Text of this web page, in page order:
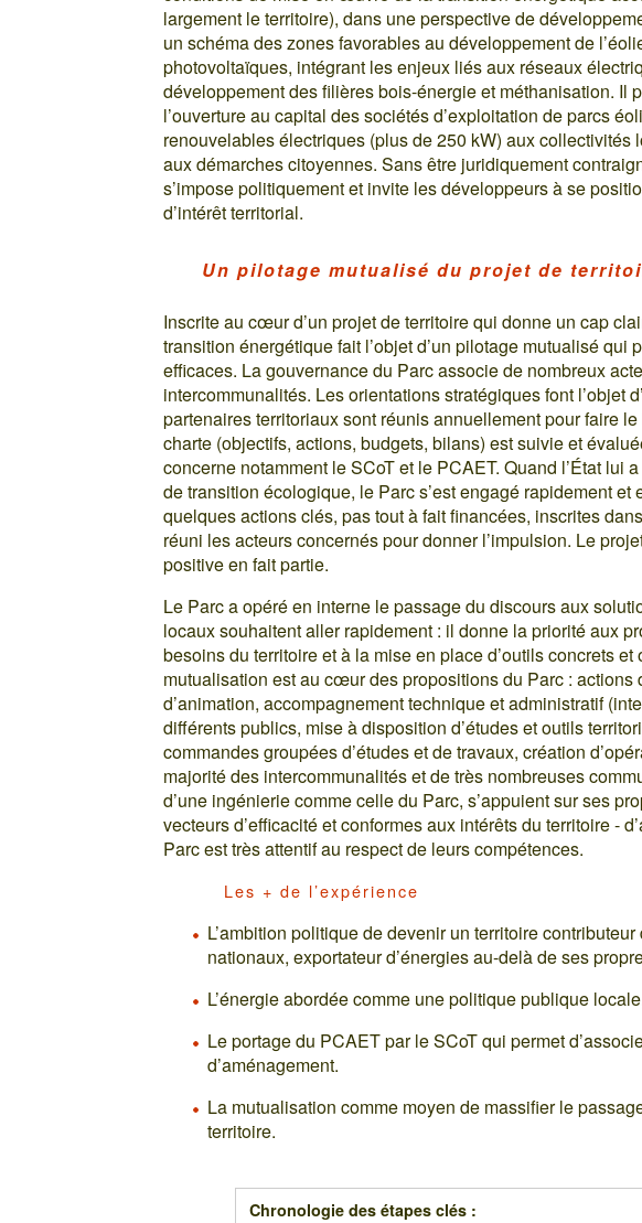
largement le territoire), dans une perspective de
un schéma des zones favorables au développement de
photovoltaïques, intégrant les enjeux liés aux réseaux
développement des filières bois-énergie et méthanisation. Il
l’ouverture au capital des sociétés d’exploitation de parcs
renouvelables électriques (plus de 250 kW) aux collectivités
aux démarches citoyennes. Sans être juridiquement
s’impose politiquement et invite les développeurs à se
d’intérêt territorial.
Un pilotage mutualisé du projet de
Inscrite au cœur d’un projet de territoire qui donne un cap
transition énergétique fait l’objet d’un pilotage mutualisé qui
efficaces. La gouvernance du Parc associe de nombreux
intercommunalités. Les orientations stratégiques font l’objet
partenaires territoriaux sont réunis annuellement pour faire
charte (objectifs, actions, budgets, bilans) est suivie et
concerne notamment le SCoT et le PCAET. Quand l’État lui
de transition écologique, le Parc s’est engagé rapidement et
quelques actions clés, pas tout à fait financées, inscrites
réuni les acteurs concernés pour donner l’impulsion. Le
positive en fait partie.
Le Parc a opéré en interne le passage du discours aux
locaux souhaitent aller rapidement : il donne la priorité aux
besoins du territoire et à la mise en place d’outils concrets
mutualisation est au cœur des propositions du Parc : actions
d’animation, accompagnement technique et administratif
différents publics, mise à disposition d’études et outils
commandes groupées d’études et de travaux, création
majorité des intercommunalités et de très nombreuses
d’une ingénierie comme celle du Parc, s’appuient sur ses
vecteurs d’efficacité et conformes aux intérêts du territoire -
Parc est très attentif au respect de leurs compétences.
Les + de l’expérience
L’ambition politique de devenir un territoire
nationaux, exportateur d’énergies au-delà de ses
L’énergie abordée comme une politique publique
Le portage du PCAET par le SCoT qui permet
d’aménagement.
La mutualisation comme moyen de massifier le
territoire.
Chronologie des étapes clés :